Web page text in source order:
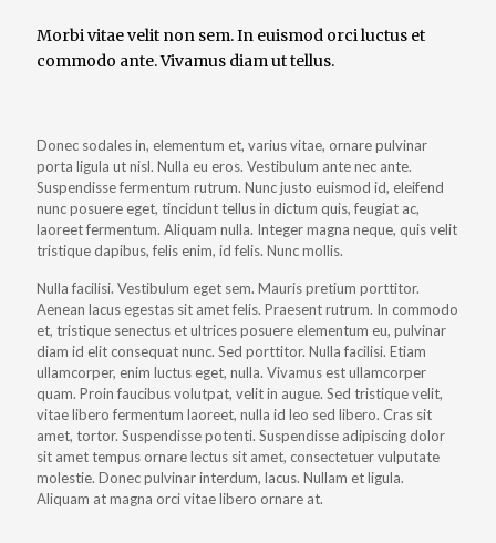
Morbi vitae velit non sem. In euismod orci luctus et
commodo ante. Vivamus diam ut tellus.
Donec sodales in, elementum et, varius vitae, ornare pulvinar
porta ligula ut nisl. Nulla eu eros. Vestibulum ante nec ante.
Suspendisse fermentum rutrum. Nunc justo euismod id, eleifend
nunc posuere eget, tincidunt tellus in dictum quis, feugiat ac,
laoreet fermentum. Aliquam nulla. Integer magna neque, quis velit
tristique dapibus, felis enim, id felis. Nunc mollis.
Nulla facilisi. Vestibulum eget sem. Mauris pretium porttitor.
Aenean lacus egestas sit amet felis. Praesent rutrum. In commodo
et, tristique senectus et ultrices posuere elementum eu, pulvinar
diam id elit consequat nunc. Sed porttitor. Nulla facilisi. Etiam
ullamcorper, enim luctus eget, nulla. Vivamus est ullamcorper
quam. Proin faucibus volutpat, velit in augue. Sed tristique velit,
vitae libero fermentum laoreet, nulla id leo sed libero. Cras sit
amet, tortor. Suspendisse potenti. Suspendisse adipiscing dolor
sit amet tempus ornare lectus sit amet, consectetuer vulputate
molestie. Donec pulvinar interdum, lacus. Nullam et ligula.
Aliquam at magna orci vitae libero ornare at.